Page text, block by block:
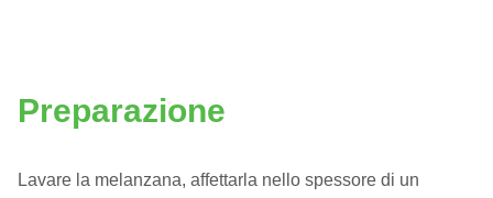
Preparazione
Lavare la melanzana, affettarla nello spessore di un